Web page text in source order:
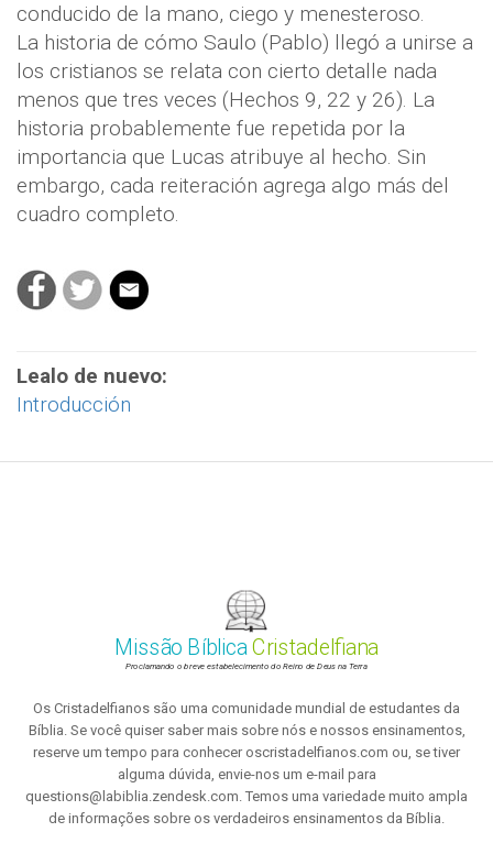
conducido de la mano, ciego y menesteroso.
La historia de cómo Saulo (Pablo) llegó a unirse a
los cristianos se relata con cierto detalle nada
menos que tres veces (Hechos 9, 22 y 26). La
historia probablemente fue repetida por la
importancia que Lucas atribuye al hecho. Sin
embargo, cada reiteración agrega algo más del
cuadro completo.
Lealo de nuevo:
Introducción
Missão BíblicaCristadelfiana
Proclamando o breve estabelecimento do Reino de Deus na Terra
Os Cristadelfianos são uma comunidade mundial de estudantes da
Bíblia. Se você quiser saber mais sobre nós e nossos ensinamentos,
reserve um tempo para conhecer oscristadelfianos.com ou, se tiver
alguma dúvida, envie-nos um e-mail para
questions@labiblia.zendesk.com. Temos uma variedade muito ampla
de informações sobre os verdadeiros ensinamentos da Bíblia.